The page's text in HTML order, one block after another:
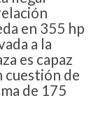
en 355 hp
a la
es capaz
cuestión de
de 175